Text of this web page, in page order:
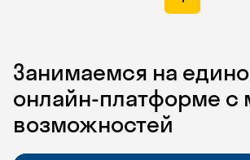
Занимаемся на
онлайн-платформе с
возможностей